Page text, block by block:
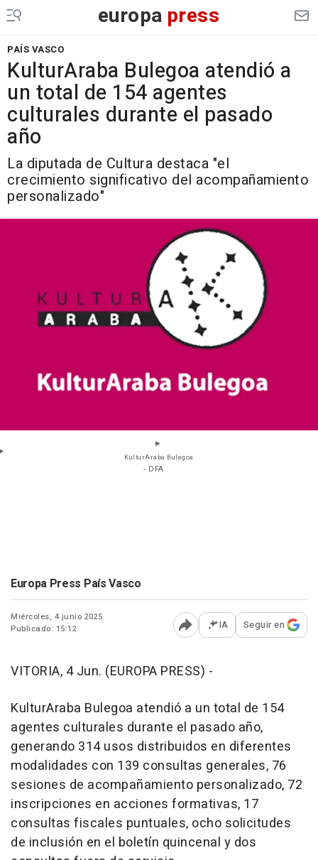
europa press
PAÍS VASCO
KulturAraba Bulegoa atendió a
un total de 154 agentes
culturales durante el pasado
año
La diputada de Cultura destaca "el
crecimiento significativo del acompañamiento
personalizado"
KulturAraba Bulegoa
- DFA
Europa Press País Vasco
Miércoles, 4 junio 2025
Publicado: 15:12
Abrir opciones para
IA Seguir en
VITORIA, 4 Jun. (EUROPA PRESS) -
KulturAraba Bulegoa atendió a un total de 154
agentes culturales durante el pasado año,
generando 314 usos distribuidos en diferentes
modalidades con 139 consultas generales, 76
sesiones de acompañamiento personalizado, 72
inscripciones en acciones formativas, 17
consultas fiscales puntuales, ocho solicitudes
de inclusión en el boletín quincenal y dos